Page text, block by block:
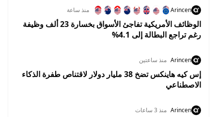
Arincen منذ ساعة
الوظائف الأمريكية تفاجئ الأسواق بخسارة 23 ألف وظيفة
رغم تراجع البطالة إلى 4.1%
Arincen منذ ساعتين
إس كيه هاينكس تضخ 38 مليار دولار لاقتناص طفرة الذكاء
الاصطناعي
Arincen منذ 3 ساعات